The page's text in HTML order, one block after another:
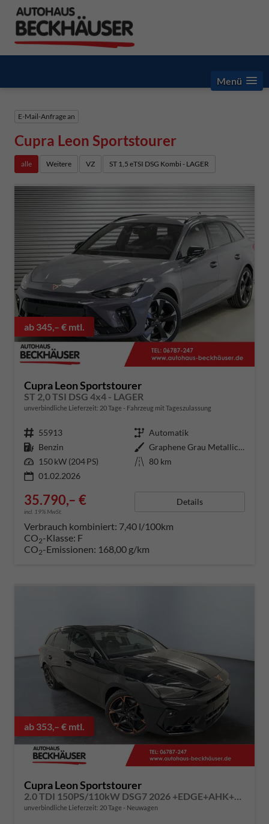
Menü
E-Mail-Anfrage an
Cupra Leon Sportstourer
alle Weitere VZ ST 1,5 eTSI DSG Kombi - LAGER
ab 345,– € mtl.
Cupra Leon Sportstourer
ST 2,0 TSI DSG 4x4 - LAGER
unverbindliche Lieferzeit: 20 Tage Fahrzeug mit Tageszulassung
Fahrzeugnummer 55913 Getriebe Automatik
Kraftstoff Benzin Außenfarbe
Graphene Grau Metallic (R6)
Leistung 150 kW (204 PS) Kilometerstand 80 km
01.02.2026
35.790,– €
incl. 19% MwSt.
Details
Verbrauch kombiniert: 7,40 l/100km
CO2-Klasse: F
CO2-Emissionen: 168,00 g/km
ab 353,– € mtl.
Cupra Leon Sportstourer
2.0 TDI 150PS/110kW DSG7 2026 +EDGE+AHK+DYNAMIC DESIGN+INTEL. DRIVE+ERW. GARANTIE+NOTRAD
unverbindliche Lieferzeit: 20 Tage Neuwagen